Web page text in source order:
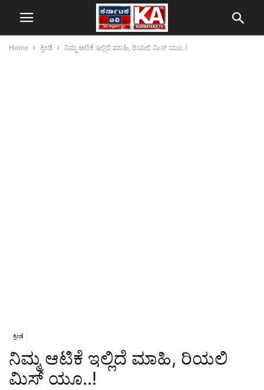
Home ಕ್ರೀಡೆ ನಿಮ್ಮ ಆಟಿಕೆ ಇಲ್ಲಿದೆ ಮಾಹಿ, ರಿಯಲಿ ಮಿಸ್ ಯೂ..!
ಕ್ರೀಡೆ
ನಿಮ್ಮ ಆಟಿಕೆ ಇಲ್ಲಿದೆ ಮಾಹಿ, ರಿಯಲಿ
ಮಿಸ್ ಯೂ..!